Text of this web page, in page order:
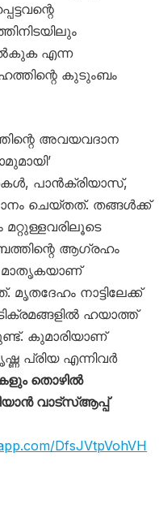
എന്ന
കുടുംബം
അവയവദാന
പാൻക്രിയാസ്,
ചെയ്തത്. തങ്ങൾക്ക്
മറ്റുള്ളവരിലൂടെ
ആഗ്രഹം
മാതൃകയാണ്
നാട്ടിലേക്ക്
ഹയാത്ത്
കുമാരിയാണ്
പ്രിയ എന്നിവർ
തൊഴിൽ
വാട്സ്ആപ്പ്
DfsJVtpVohVH